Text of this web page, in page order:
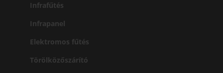
Infrafűtés
Infrapanel
Elektromos fűtés
Törölközőszárító